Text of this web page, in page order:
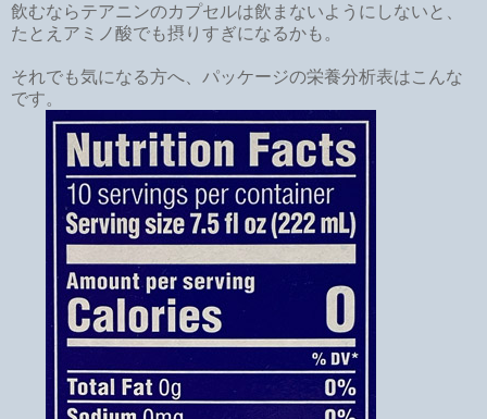
飲むならテアニンのカプセルは飲まないようにしないと、
たとえアミノ酸でも摂りすぎになるかも。
それでも気になる方へ、パッケージの栄養分析表はこんな
です。